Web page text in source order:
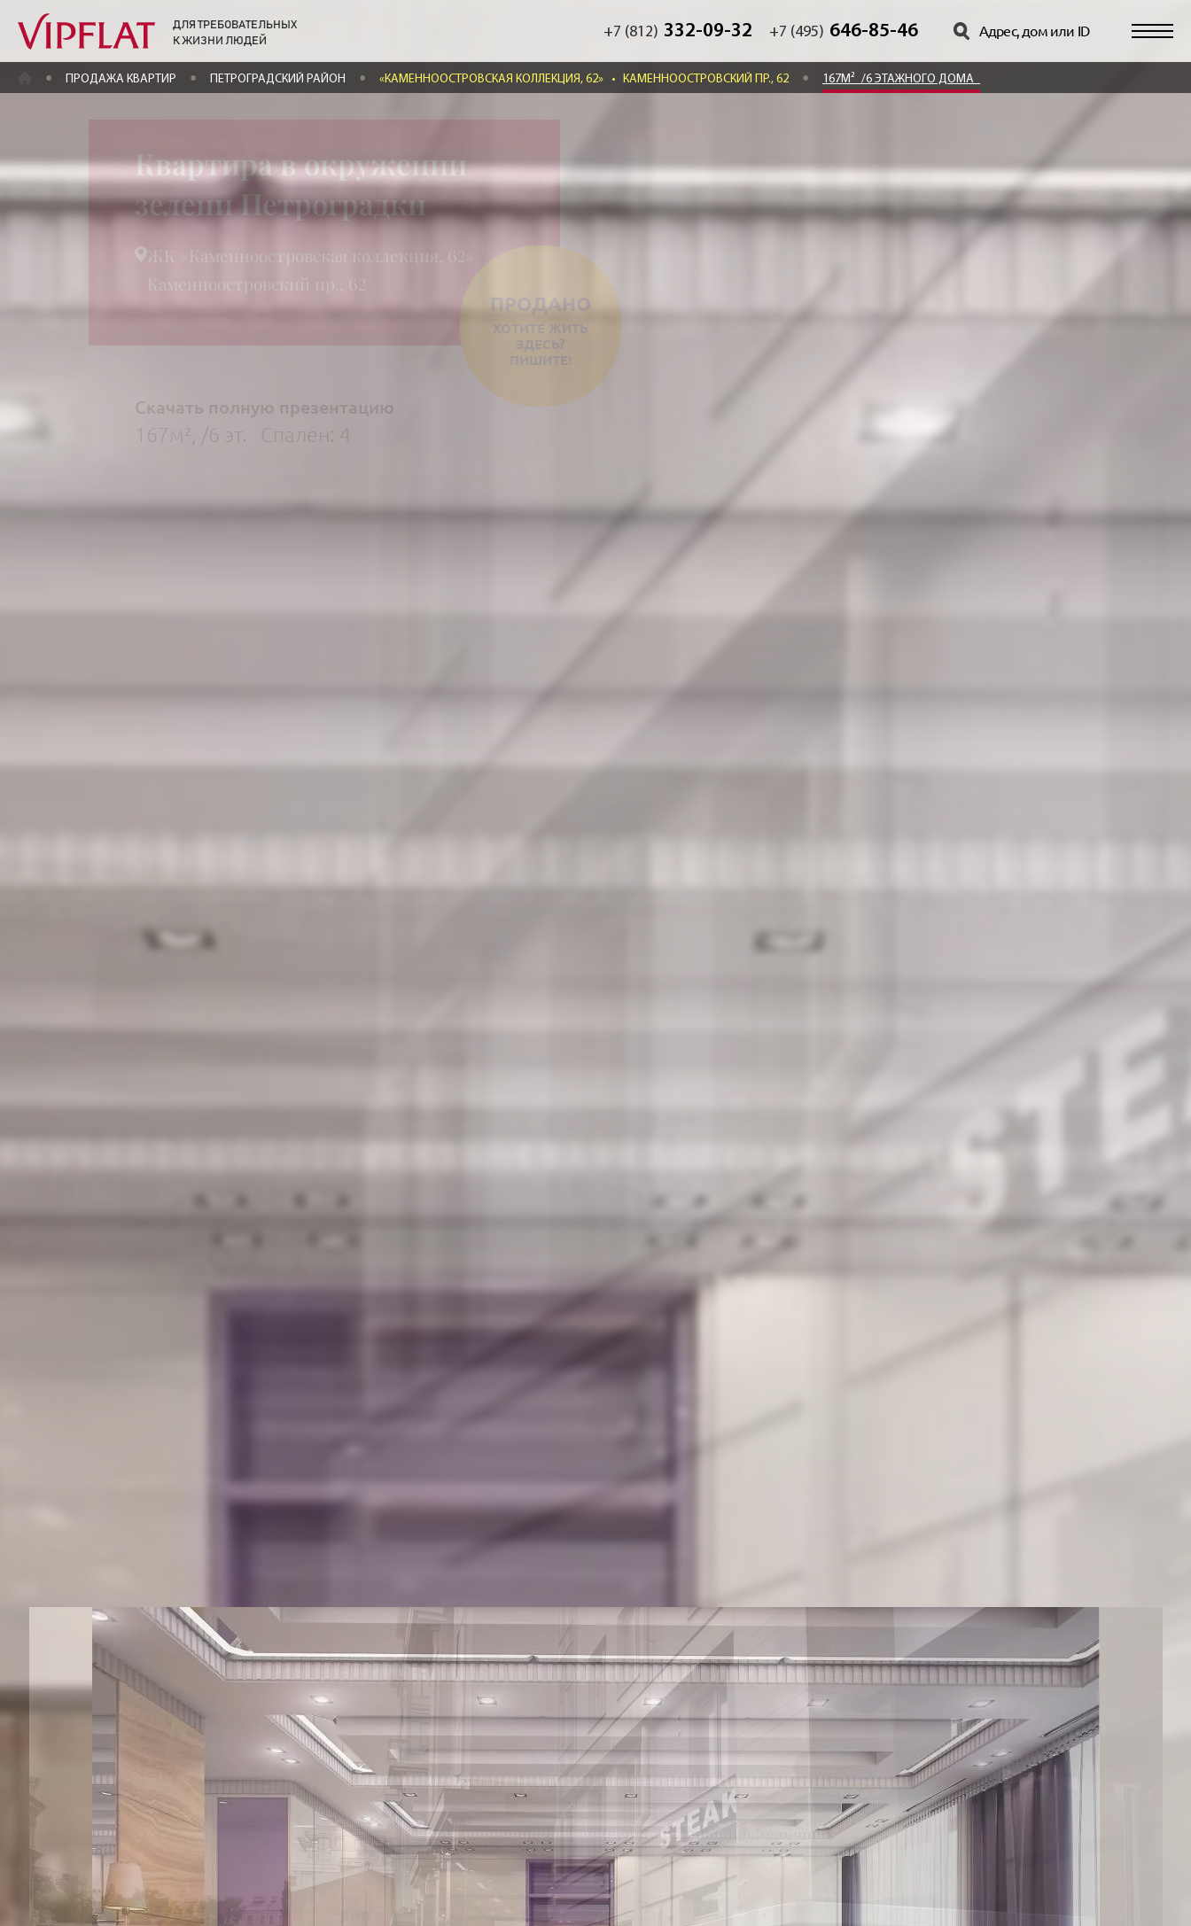
ДЛЯ ТРЕБОВАТЕЛЬНЫХ
К ЖИЗНИ ЛЮДЕЙ
+7 (812) 332-09-32 +7 (495) 646-85-46
ГЛАВНАЯПРОДАЖА КВАРТИР ПЕТРОГРАДСКИЙ РАЙОН «КАМЕННООСТРОВСКАЯ КОЛЛЕКЦИЯ, 62» • КАМЕННООСТРОВСКИЙ ПР., 62 167М² /6 ЭТАЖНОГО ДОМА
Квартира в окружении
зелени Петроградки
ЖК «Каменноостровская коллекция, 62»
Каменноостровский пр., 62
ПРОДАНО
ХОТИТЕ ЖИТЬ
ЗДЕСЬ?
Скачать полную презентацию